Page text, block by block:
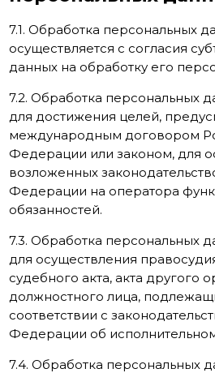
7.1. Обработка персональных
осуществляется с согласия
данных на обработку его
7.2. Обработка персональных
для достижения целей,
международным договором
Федерации или законом, для
возложенных
Федерации на оператора
обязанностей.
7.3. Обработка персональных
для осуществления
судебного акта, акта другого
должностного лица,
соответствии с
Федерации об
7.4. Обработка персональных